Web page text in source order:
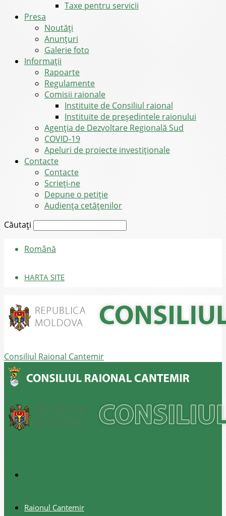
Taxe pentru servicii
Presa
Noutăţi
Anunţuri
Galerie foto
Informații
Rapoarte
Regulamente
Comisii raionale
Instituite de Consiliul raional
Instituite de președintele raionului
Agenția de Dezvoltare Regională Sud
COVID-19
Apeluri de proiecte investiționale
Contacte
Contacte
Scrieți-ne
Depune o petiție
Audiența cetățenilor
Căutați
Română
HARTA SITE
Consiliul Raional Cantemir
Raionul Cantemir